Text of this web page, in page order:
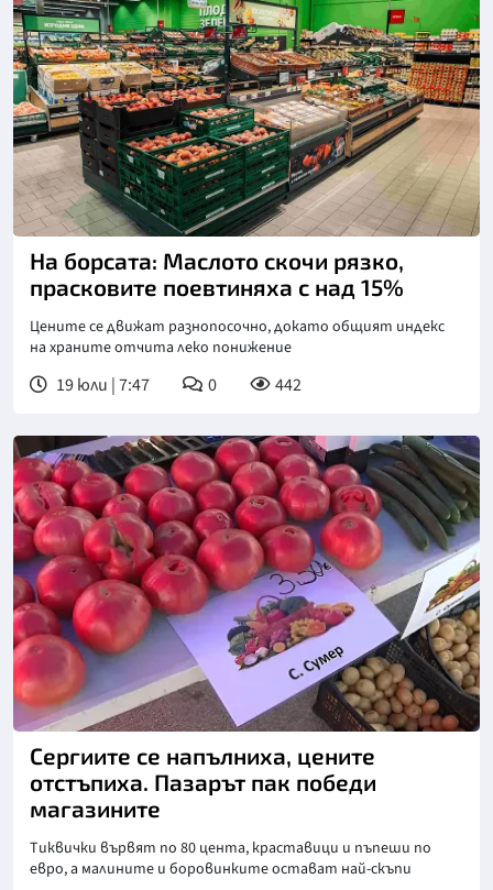
На борсата: Маслото скочи рязко,
прасковите поевтиняха с над 15%
Цените се движат разнопосочно, докато общият индекс
на храните отчита леко понижение
19 юли | 7:47 0 442
Снимка: бТВ
Сергиите се напълниха, цените
отстъпиха. Пазарът пак победи
магазините
Тиквички вървят по 80 цента, краставици и пъпеши по
евро, а малините и боровинките остават най-скъпи